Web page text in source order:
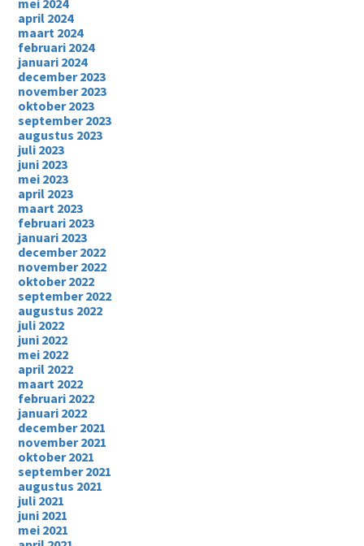
mei 2024
april 2024
maart 2024
februari 2024
januari 2024
december 2023
november 2023
oktober 2023
september 2023
augustus 2023
juli 2023
juni 2023
mei 2023
april 2023
maart 2023
februari 2023
januari 2023
december 2022
november 2022
oktober 2022
september 2022
augustus 2022
juli 2022
juni 2022
mei 2022
april 2022
maart 2022
februari 2022
januari 2022
december 2021
november 2021
oktober 2021
september 2021
augustus 2021
juli 2021
juni 2021
mei 2021